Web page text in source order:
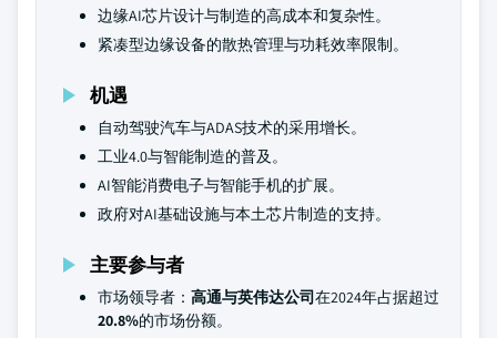
边缘AI芯片设计与制造的高成本和复杂性。
紧凑型边缘设备的散热管理与功耗效率限制。
机遇
自动驾驶汽车与ADAS技术的采用增长。
工业4.0与智能制造的普及。
AI智能消费电子与智能手机的扩展。
政府对AI基础设施与本土芯片制造的支持。
主要参与者
市场领导者： 高通与英伟达公司在2024年占据超过
20.8%的市场份额。